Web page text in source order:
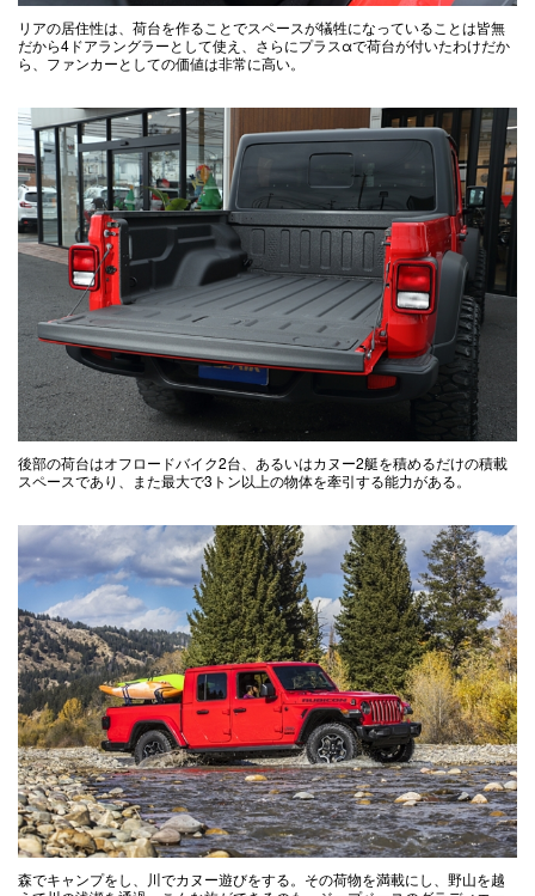
リアの居住性は、荷台を作ることでスペースが犠牲になっていることは皆無
だから4ドアラングラーとして使え、さらにプラスαで荷台が付いたわけだか
ら、ファンカーとしての価値は非常に高い。
後部の荷台はオフロードバイク2台、あるいはカヌー2艇を積めるだけの積載
スペースであり、また最大で3トン以上の物体を牽引する能力がある。
森でキャンプをし、川でカヌー遊びをする。その荷物を満載にし、野山を越